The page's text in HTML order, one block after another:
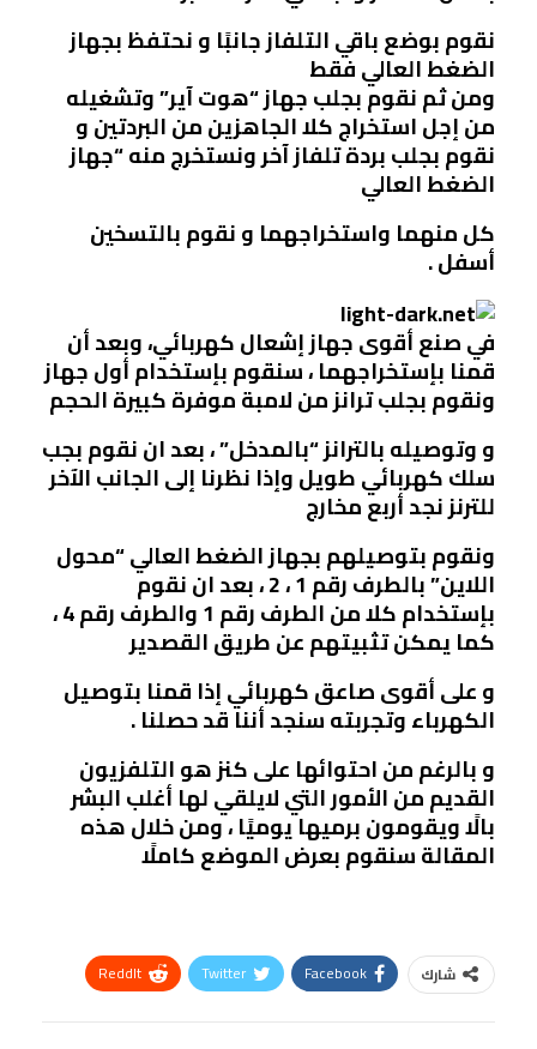
نقوم بوضع باقي التلفاز جانبًا و نحتفظ بجهاز
الضغط العالي فقط
ومن ثم نقوم بجلب جهاز “هوت آير” وتشغيله
من إجل استخراج كلا الجاهزين من البردتين و
نقوم بجلب بردة تلفاز آخر ونستخرج منه “جهاز
الضغط العالي
كل منهما واستخراجهما و نقوم بالتسخين
أسفل .
في صنع أقوى جهاز إشعال كهربائي، وبعد أن
قمنا بإستخراجهما ، سنقوم بإستخدام أول جهاز
ونقوم بجلب ترانز من لامبة موفرة كبيرة الحجم
و وتوصيله بالترانز “بالمدخل” ، بعد ان نقوم بجب
سلك كهربائي طويل وإذا نظرنا إلى الجانب الآخر
للترنز نجد أربع مخارج
ونقوم بتوصيلهم بجهاز الضغط العالي “محول
اللاين” بالطرف رقم 1 ، 2 ، بعد ان نقوم
بإستخدام كلا من الطرف رقم 1 والطرف رقم 4 ،
كما يمكن تثبيتهم عن طريق القصدير
و على أقوى صاعق كهربائي إذا قمنا بتوصيل
الكهرباء وتجربته سنجد أننا قد حصلنا .
و بالرغم من احتوائها على كنز هو التلفزيون
القديم من الأمور التي لايلقي لها أغلب البشر
بالًا ويقومون برميها يوميًا ، ومن خلال هذه
المقالة سنقوم بعرض الموضع كاملًا
شارك Facebook
Twitter
ReddIt